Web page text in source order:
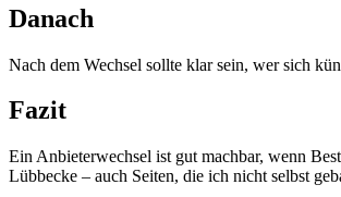
Danach
Nach dem Wechsel sollte klar sein, wer sich
Fazit
Ein Anbieterwechsel ist gut machbar, wenn
Lübbecke – auch Seiten, die ich nicht selbst